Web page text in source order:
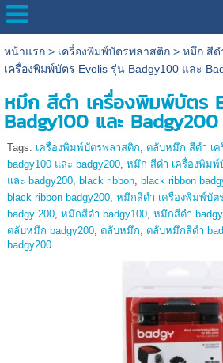
หน้าแรก> เครื่องพิมพ์บัตรพลาสติก> หมึก สีด
เครื่องพิมพ์บัตร Evolis รุ่น Badgy100 และ
หมึก สีดำ เครื่องพิมพ์บัตร
Badgy100 และ Badgy200
Tags: เครื่องพิมพ์บัตรพลาสติก, ตลับหมึก สีดำ เ
badgy100 และ badgy200, หมึก สีดำ เครื่องพิมพ์
และ badgy200, black ribbon, black ribbon
black ribbon badgy200, หมึกสีดำ เครื่องพิมพ์บัต
badgy 200, หมึกสีดำ badgy100, หมึกสีดำ
ตลับหมึก badgy200, ตลับหมึก, ตลับหมึกสีดำ
badgy200